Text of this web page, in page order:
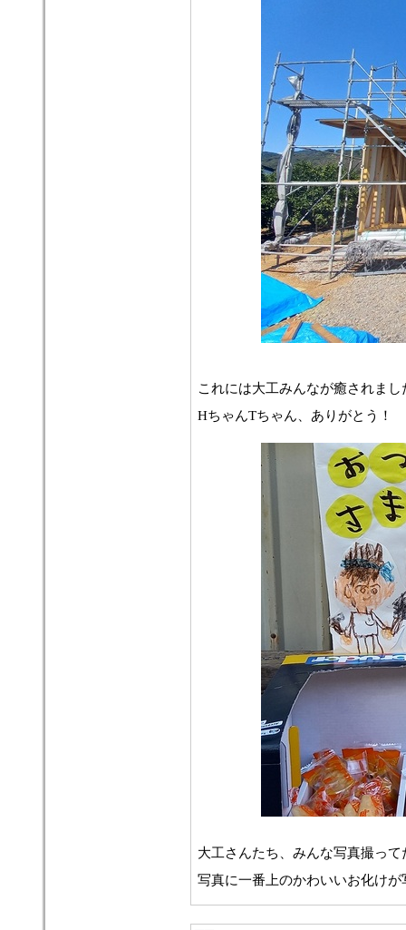
これには大工みんなが癒されまし
HちゃんTちゃん、ありがとう！
大工さんたち、みんな写真撮って
写真に一番上のかわいいお化け